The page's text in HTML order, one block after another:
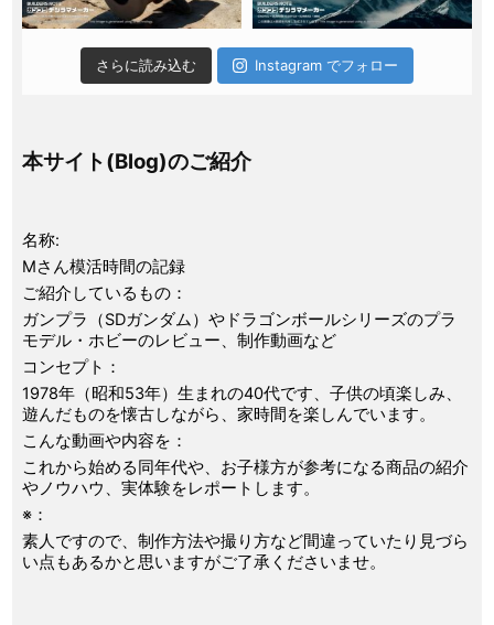
さらに読み込む Instagram でフォロー
本サイト(Blog)のご紹介
名称:
Mさん模活時間の記録
ご紹介しているもの：
ガンプラ（SDガンダム）やドラゴンボールシリーズのプラ
モデル・ホビーのレビュー、制作動画など
コンセプト：
1978年（昭和53年）生まれの40代です、子供の頃楽しみ、
遊んだものを懐古しながら、家時間を楽しんでいます。
こんな動画や内容を：
これから始める同年代や、お子様方が参考になる商品の紹介
やノウハウ、実体験をレポートします。
※：
素人ですので、制作方法や撮り方など間違っていたり見づら
い点もあるかと思いますがご了承くださいませ。